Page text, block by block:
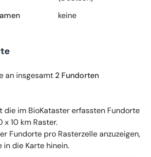
keine
an insgesamt 2 Fundorten
die im BioKataster erfassten Fundorte
x 10 km Raster.
Fundorte pro Rasterzelle anzuzeigen,
in die Karte hinein.